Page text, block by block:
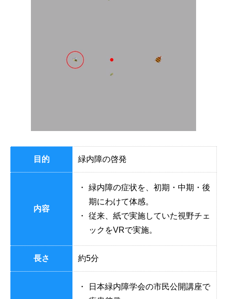
目的 緑内障の啓発
内容
・
緑内障の症状を、初期・中期・後
期にわけて体感。
・
従来、紙で実施していた視野チェ
ックをVRで実施。
長さ 約5分
・
日本緑内障学会の市民公開講座で